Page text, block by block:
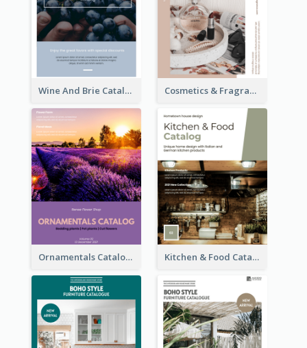
Wine And Brie Catalog Cosmetics & Fragrance Catalog
Ornamentals Catalog Kitchen & Food Catalog